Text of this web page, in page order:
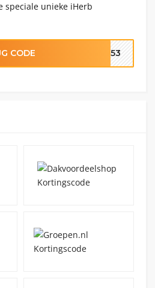
speciale unieke iHerb
CODE 1553